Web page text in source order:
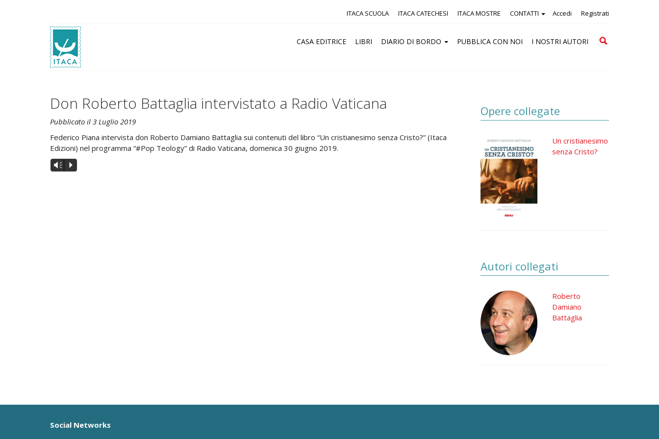
Accedi Registrati
ITACA SCUOLA ITACA CATECHESI ITACA MOSTRE CONTATTI
CASA EDITRICE LIBRI DIARIO DI BORDO PUBBLICA CON NOI I NOSTRI AUTORI
Cerca
Don Roberto Battaglia intervistato a Radio Vaticana
Pubblicato il 3 Luglio 2019
Federico Piana intervista don Roberto Damiano Battaglia sui contenuti del libro “Un cristianesimo senza Cristo?” (Itaca
Edizioni) nel programma “#Pop Teology” di Radio Vaticana, domenica 30 giugno 2019.
Audio
Player
Vm P
Opere collegate
Un cristianesimo
senza Cristo?
Autori collegati
Roberto
Damiano
Battaglia
Social Networks